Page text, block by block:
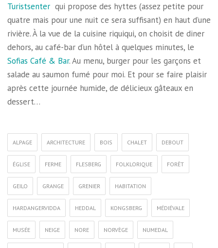
Turistsenter qui propose des hyttes (assez petite pour
quatre mais pour une nuit ce sera suffisant) en haut d’une
rivière. À la vue de la cuisine riquiqui, on choisit de diner
dehors, au café-bar d’un hôtel à quelques minutes, le
Sofias Café & Bar. Au menu, burger pour les garçons et
salade au saumon fumé pour moi. Et pour se faire plaisir
après cette journée humide, de délicieux gâteaux en
dessert…
ALPAGE ARCHITECTURE BOIS CHALET DEBOUT
ÉGLISE FERME FLESBERG FOLKLORIQUE FORÊT
GEILO GRANGE GRENIER HABITATION
HARDANGERVIDDA HEDDAL KONGSBERG MÉDIÉVALE
MUSÉE NEIGE NORE NORVÈGE NUMEDAL